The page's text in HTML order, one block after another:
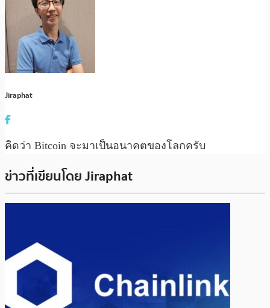
Jiraphat
คิดว่า Bitcoin จะมาเป็นอนาคตของโลกครับ
ข่าวที่เขียนโดย Jiraphat